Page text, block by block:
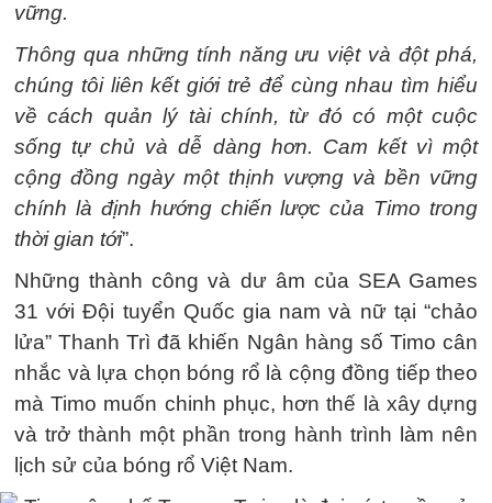
vững.
Thông qua những tính năng ưu việt và đột phá,
chúng tôi liên kết giới trẻ để cùng nhau tìm hiểu
về cách quản lý tài chính, từ đó có một cuộc
sống tự chủ và dễ dàng hơn. Cam kết vì một
cộng đồng ngày một thịnh vượng và bền vững
chính là định hướng chiến lược của Timo trong
thời gian tới”.
Những thành công và dư âm của SEA Games
31 với Đội tuyển Quốc gia nam và nữ tại “chảo
lửa” Thanh Trì đã khiến Ngân hàng số Timo cân
nhắc và lựa chọn bóng rổ là cộng đồng tiếp theo
mà Timo muốn chinh phục, hơn thế là xây dựng
và trở thành một phần trong hành trình làm nên
lịch sử của bóng rổ Việt Nam.